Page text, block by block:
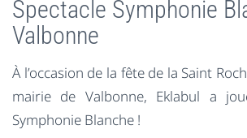
Spectacle Symphonie
Valbonne
À l’occasion de la fête de la Saint
mairie de Valbonne, Eklabul a
Symphonie Blanche !